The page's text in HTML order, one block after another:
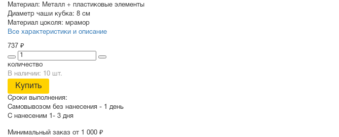
Материал: Металл + пластиковые элементы
Диаметр чаши кубка: 8 см
Материал цоколя: мрамор
Все характеристики и описание
737 ₽
количество
В наличии: 10 шт.
Купить
Сроки выполнения:
Самовывозом без нанесения - 1 день
С нанесеним 1- 3 дня
Минимальный заказ от 1 000 ₽